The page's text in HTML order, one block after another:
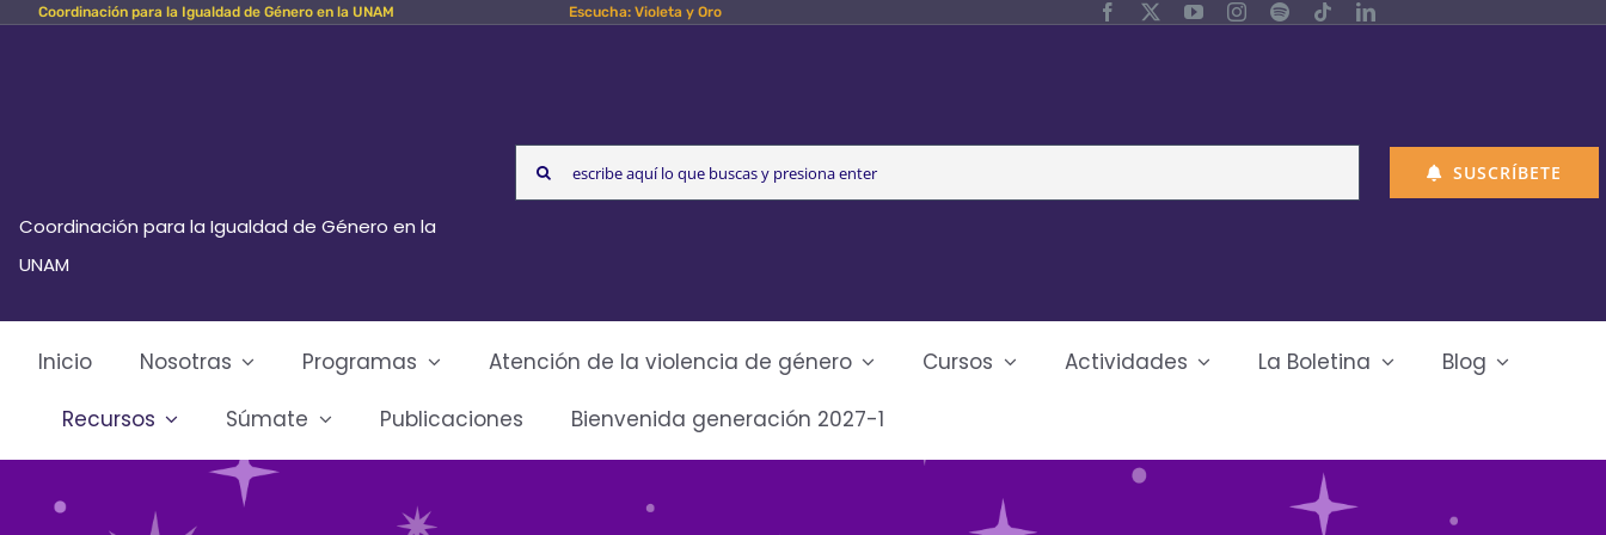
Skip Coordinación para la Igualdad de Género en la UNAM Escucha: Violeta y Oro
Coordinación para la Igualdad de Género en la
UNAM
Search
for:
SUSCRÍBETE
Inicio Nosotras Programas Atención de la violencia de género Cursos Actividades La Boletina
Blog
Recursos
Súmate Publicaciones Bienvenida generación 2027-1